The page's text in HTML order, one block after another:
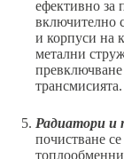
ефективно за
включително
и корпуси на
метални
трансмисията.
Радиатори и
почистване